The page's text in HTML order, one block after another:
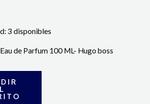
3 disponibles
de Parfum 100 ML- Hugo boss